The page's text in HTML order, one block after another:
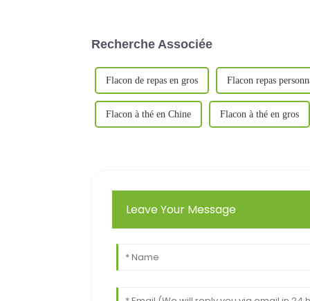
Recherche Associée
Flacon de repas en gros Flacon repas
Flacon à thé en Chine Flacon à thé en gros
Leave Your Message